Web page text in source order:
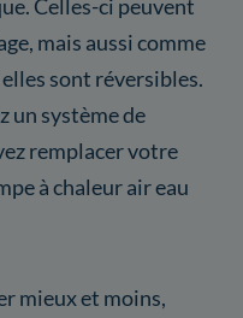
Celles-ci peuvent
mais aussi comme
sont réversibles.
un système de
remplacer votre
à chaleur air eau
mieux et moins,